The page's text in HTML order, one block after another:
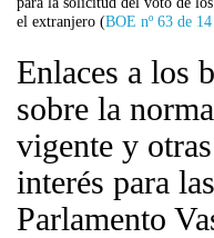
el extranjero (BOE nº 63 de
Enlaces a los
sobre la
vigente y
interés para
Parlamento